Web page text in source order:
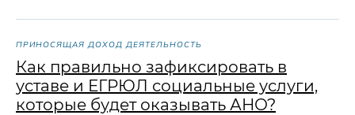
ПРИНОСЯЩАЯ ДОХОД ДЕЯТЕЛЬНОСТЬ
Как правильно зафиксировать в
уставе и ЕГРЮЛ социальные услуги,
которые будет оказывать АНО?